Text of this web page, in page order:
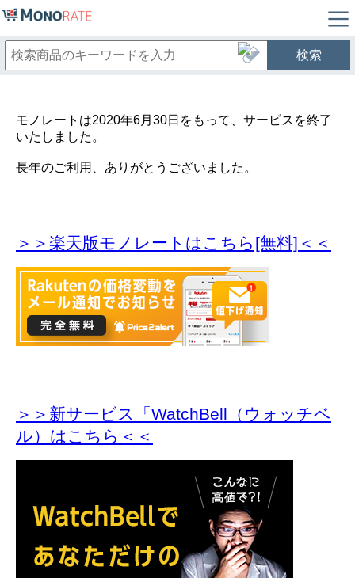
検索
モノレートは2020年6月30日をもって、サービスを終了
いたしました。
長年のご利用、ありがとうございました。
＞＞楽天版モノレートはこちら[無料]＜＜
＞＞新サービス「WatchBell（ウォッチベ
ル）はこちら＜＜